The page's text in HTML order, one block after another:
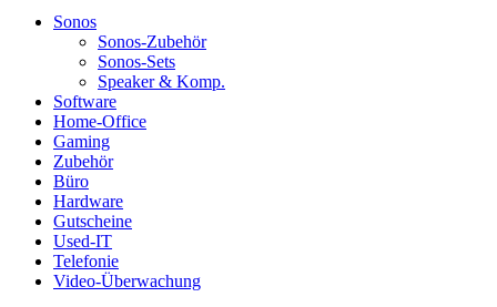
Sonos
Sonos-Zubehör
Sonos-Sets
Speaker & Komp.
Software
Home-Office
Gaming
Zubehör
Büro
Hardware
Gutscheine
Used-IT
Telefonie
Video-Überwachung